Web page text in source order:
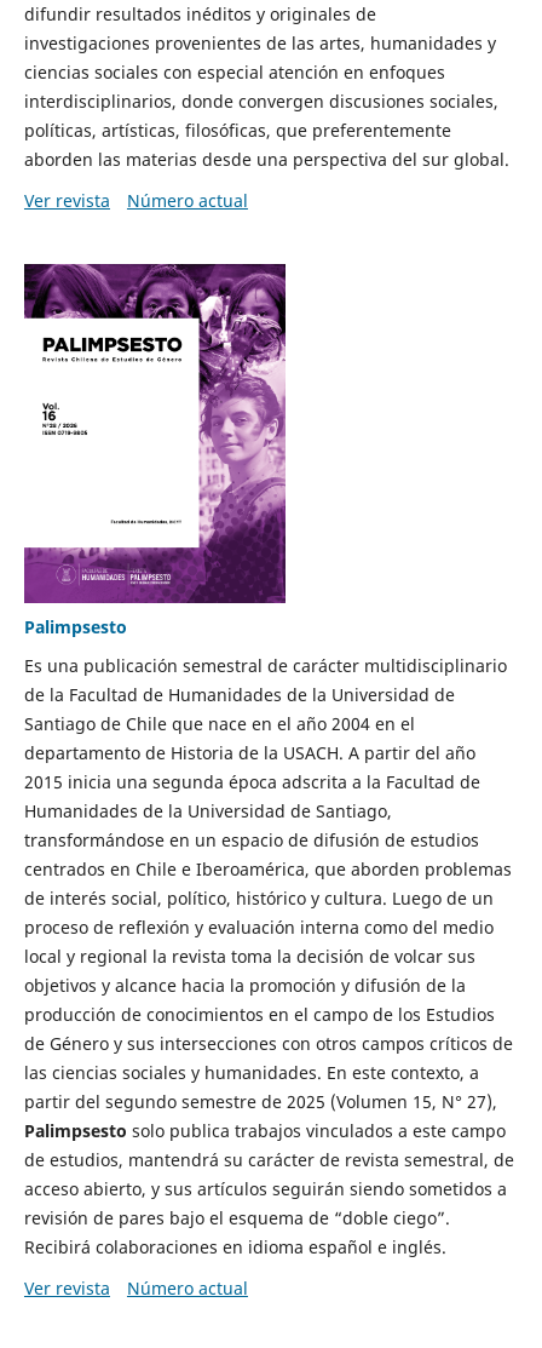
difundir resultados inéditos y originales de
investigaciones provenientes de las artes, humanidades y
ciencias sociales con especial atención en enfoques
interdisciplinarios, donde convergen discusiones sociales,
políticas, artísticas, filosóficas, que preferentemente
aborden las materias desde una perspectiva del sur global.
Ver revista
Número actual
Palimpsesto
Es una publicación semestral de carácter multidisciplinario
de la Facultad de Humanidades de la Universidad de
Santiago de Chile que nace en el año 2004 en el
departamento de Historia de la USACH. A partir del año
2015 inicia una segunda época adscrita a la Facultad de
Humanidades de la Universidad de Santiago,
transformándose en un espacio de difusión de estudios
centrados en Chile e Iberoamérica, que aborden problemas
de interés social, político, histórico y cultura. Luego de un
proceso de reflexión y evaluación interna como del medio
local y regional la revista toma la decisión de volcar sus
objetivos y alcance hacia la promoción y difusión de la
producción de conocimientos en el campo de los Estudios
de Género y sus intersecciones con otros campos críticos de
las ciencias sociales y humanidades. En este contexto, a
partir del segundo semestre de 2025 (Volumen 15, N° 27),
Palimpsesto solo publica trabajos vinculados a este campo
de estudios, mantendrá su carácter de revista semestral, de
acceso abierto, y sus artículos seguirán siendo sometidos a
revisión de pares bajo el esquema de “doble ciego”.
Recibirá colaboraciones en idioma español e inglés.
Ver revista
Número actual